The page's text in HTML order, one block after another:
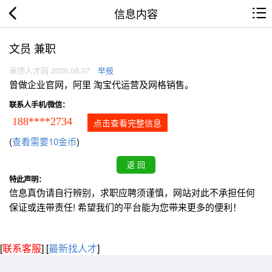
信息内容
文员 兼职
承德人才网 2026.08.07 举报
曾做企业官网，阿里 淘宝代运营及网格销售。
联系人手机/微信：
188****2734 点击查看完整信息
(查看需要10金币)
特此声明：
信息真伪请自行辨别，求职应聘须谨慎，网站对此不承担任何
保证或连带责任! 希望我们的平台能为您带来更多的便利！
[联系客服] [最新找人才]